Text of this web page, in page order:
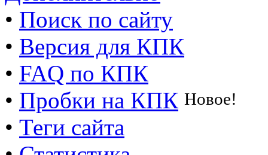
• Поиск по сайту
• Версия для КПК
• FAQ по КПК
• Пробки на КПК Новое!
• Теги сайта